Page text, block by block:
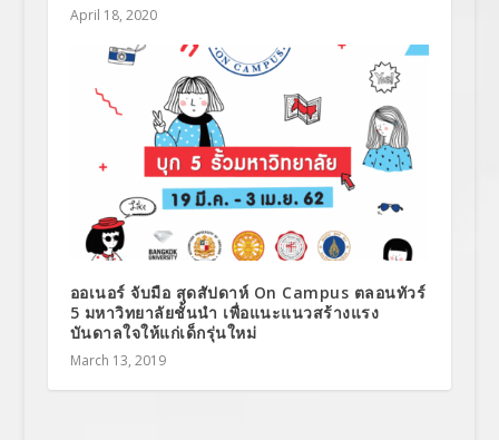
April 18, 2020
ออเนอร์ จับมือ สุดสัปดาห์ On Campus ตลอนทัวร์
5 มหาวิทยาลัยชั้นนำ เพื่อแนะแนวสร้างแรง
บันดาลใจให้แก่เด็กรุ่นใหม่
March 13, 2019